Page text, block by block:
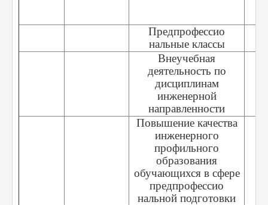
Предпрофессио
нальные классы
Внеучебная
деятельность по
дисциплинам
инженерной
направленности
Повышение качества
инженерного
профильного
образования
обучающихся в сфере
предпрофессио
нальной подготовки